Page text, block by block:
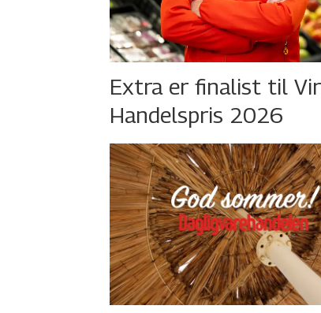
Extra er finalist til
Handelspris 2026